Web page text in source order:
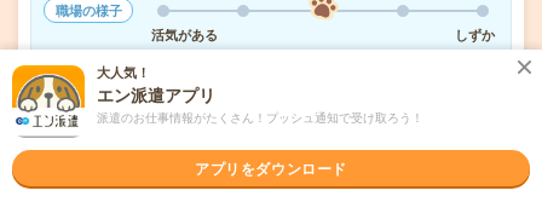
職場の様子
活気がある
しずか
仕事の仕方
テキパキ
応募へ進む
大人気！
エン派遣アプリ
派遣のお仕事情報がたくさん！プッシュ通知で受け取ろう！
アプリをダウンロード